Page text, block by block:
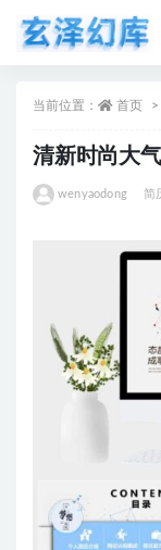
当前位置： 首页
清新时尚大
wenyaodong 简